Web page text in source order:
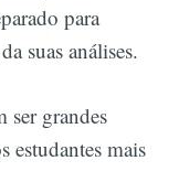
para
suas análises.
ser grandes
estudantes mais